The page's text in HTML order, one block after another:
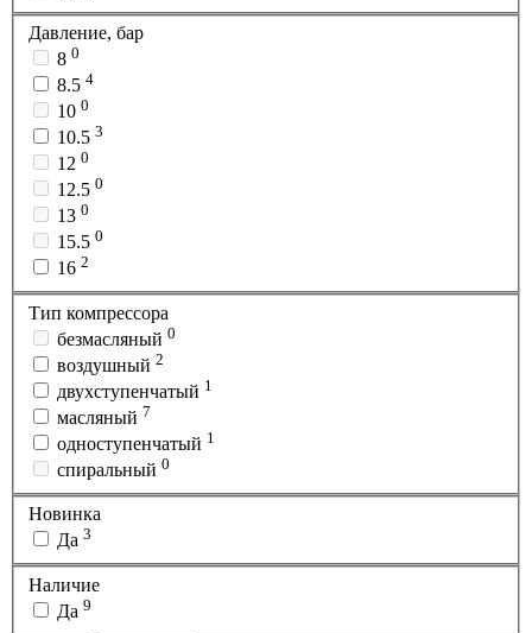
Давление, бар
8 0
8.5 4
10 0
10.5 3
12 0
12.5 0
13 0
15.5 0
16 2
Тип компрессора
безмасляный 0
воздушный 2
двухступенчатый 1
масляный 7
одноступенчатый 1
спиральный 0
Новинка
Да 3
Наличие
Да 9